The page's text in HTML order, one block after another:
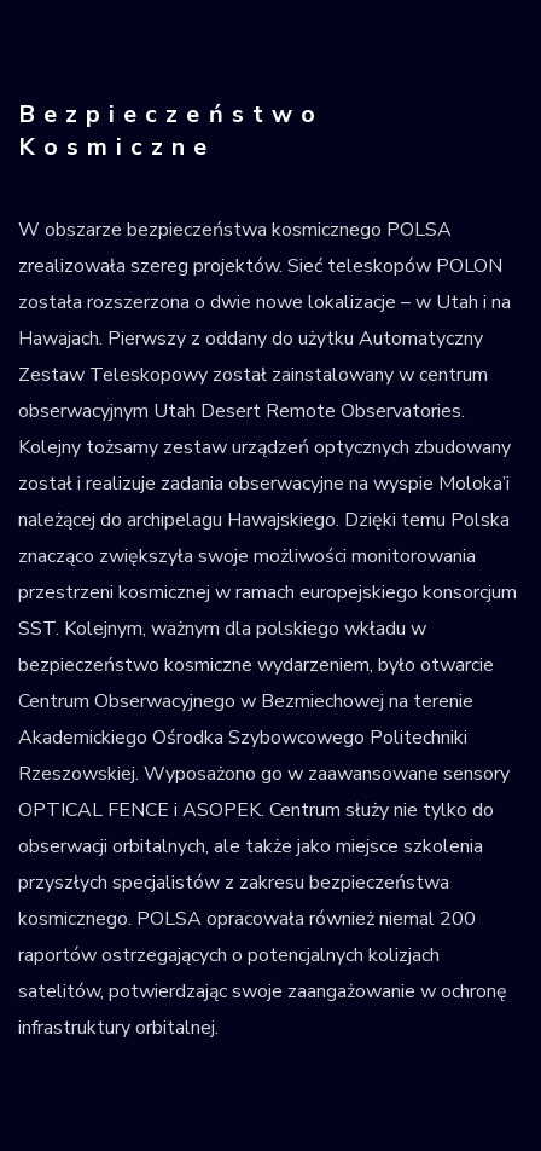
Bezpieczeństwo
Kosmiczne
W obszarze bezpieczeństwa kosmicznego POLSA
zrealizowała szereg projektów. Sieć teleskopów POLON
została rozszerzona o dwie nowe lokalizacje – w Utah i na
Hawajach. Pierwszy z oddany do użytku Automatyczny
Zestaw Teleskopowy został zainstalowany w centrum
obserwacyjnym Utah Desert Remote Observatories.
Kolejny tożsamy zestaw urządzeń optycznych zbudowany
został i realizuje zadania obserwacyjne na wyspie Moloka’i
należącej do archipelagu Hawajskiego. Dzięki temu Polska
znacząco zwiększyła swoje możliwości monitorowania
przestrzeni kosmicznej w ramach europejskiego konsorcjum
SST. Kolejnym, ważnym dla polskiego wkładu w
bezpieczeństwo kosmiczne wydarzeniem, było otwarcie
Centrum Obserwacyjnego w Bezmiechowej na terenie
Akademickiego Ośrodka Szybowcowego Politechniki
Rzeszowskiej. Wyposażono go w zaawansowane sensory
OPTICAL FENCE i ASOPEK. Centrum służy nie tylko do
obserwacji orbitalnych, ale także jako miejsce szkolenia
przyszłych specjalistów z zakresu bezpieczeństwa
kosmicznego. POLSA opracowała również niemal 200
raportów ostrzegających o potencjalnych kolizjach
satelitów, potwierdzając swoje zaangażowanie w ochronę
infrastruktury orbitalnej.